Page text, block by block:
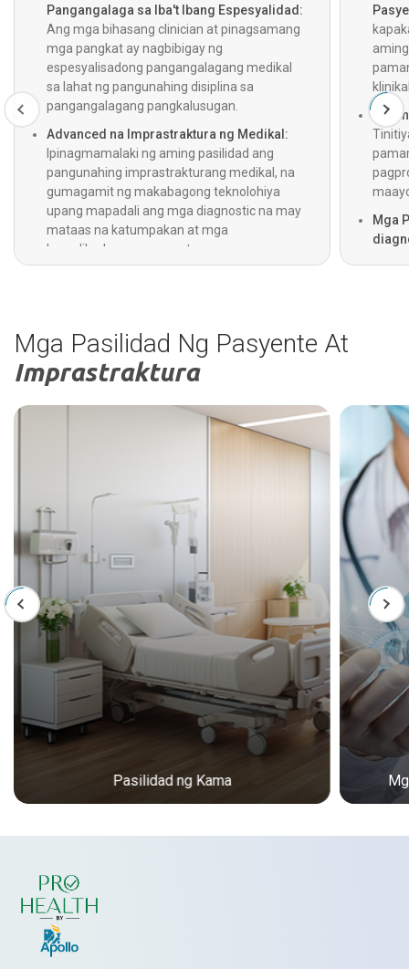
Pangangalaga sa Iba't Ibang Espesyalidad:
Ang mga bihasang clinician at pinagsamang
mga pangkat ay nagbibigay ng
espesyalisadong pangangalagang medikal
sa lahat ng pangunahing disiplina sa
pangangalagang pangkalusugan.
Advanced na Imprastraktura ng Medikal:
Ipinagmamalaki ng aming pasilidad ang
pangunahing imprastrakturang medikal, na
gumagamit ng makabagong teknolohiya
upang mapadali ang mga diagnostic na may
mataas na katumpakan at mga
kumplikadong paggamot.
bukas 24 oras araw-araw, kasama ang
serbisyo ng ambulansya na bukas 24 oras
para sa agarang pangangalaga.
Mga
Mga Pasilidad Ng Pasyente At
Imprastraktura
Pasilidad ng Kama